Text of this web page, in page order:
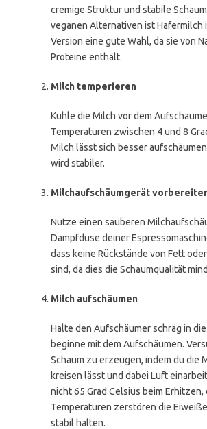
cremige Struktur und stabile
veganen Alternativen ist Hafermilch
Version eine gute Wahl, da sie von
Proteine enthält.
Milch temperieren
Kühle die Milch vor dem
Temperaturen zwischen 4 und 8
Milch lässt sich besser
wird stabiler.
Milchaufschäumgerät
Nutze einen sauberen
Dampfdüse deiner
dass keine Rückstände von Fett
sind, da dies die Schaumqualität
Milch aufschäumen
Halte den Aufschäumer schräg in
beginne mit dem Aufschäumen.
Schaum zu erzeugen, indem du die
kreisen lässt und dabei Luft
nicht 65 Grad Celsius beim
Temperaturen zerstören die
stabil halten.